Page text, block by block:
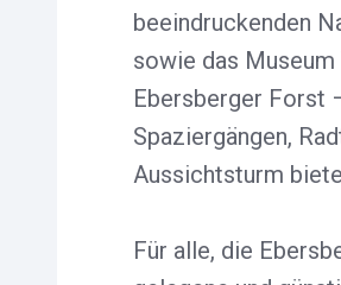
beeindruckenden
sowie das
Ebersberger Forst
Spaziergängen,
Aussichtsturm
Für alle, die